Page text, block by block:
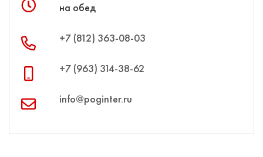
на обед
+7 (812) 363‑08‑03
+7 (963) 314‑38‑62
info@poginter.ru